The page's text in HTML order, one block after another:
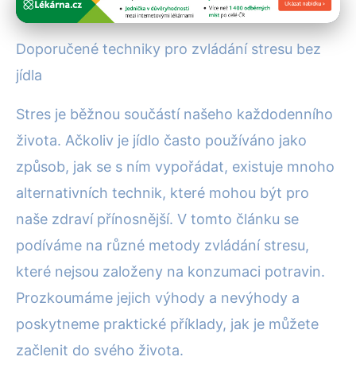
Jak Zvládat Stres Bez Jídla:
Efektivní Techniky Pro Každý
Doporučené techniky pro zvládání stresu bez
jídla
Stres je běžnou součástí našeho každodenního
života. Ačkoliv je jídlo často používáno jako
způsob, jak se s ním vypořádat, existuje mnoho
alternativních technik, které mohou být pro
naše zdraví přínosnější. V tomto článku se
podíváme na různé metody zvládání stresu,
které nejsou založeny na konzumaci potravin.
Prozkoumáme jejich výhody a nevýhody a
poskytneme praktické příklady, jak je můžete
začlenit do svého života.